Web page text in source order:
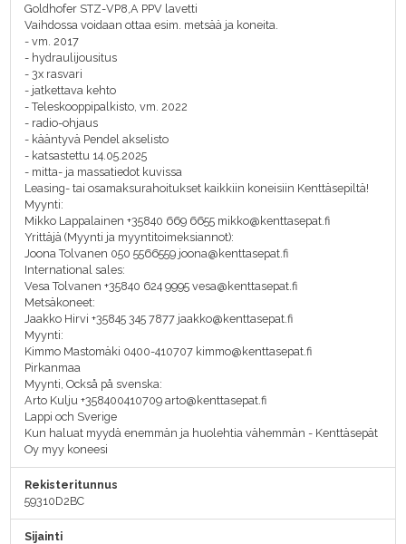
Goldhofer STZ-VP8,A PPV lavetti
Vaihdossa voidaan ottaa esim. metsää ja koneita.
- vm. 2017
- hydraulijousitus
- 3x rasvari
- jatkettava kehto
- Teleskooppipalkisto, vm. 2022
- radio-ohjaus
- kääntyvä Pendel akselisto
- katsastettu 14.05.2025
- mitta- ja massatiedot kuvissa
Leasing- tai osamaksurahoitukset kaikkiin koneisiin Kenttäsepiltä!
Myynti:
Mikko Lappalainen +35840 669 6655 mikko@kenttasepat.fi
Yrittäjä (Myynti ja myyntitoimeksiannot):
Joona Tolvanen 050 5566559 joona@kenttasepat.fi
International sales:
Vesa Tolvanen +35840 624 9995 vesa@kenttasepat.fi
Metsäkoneet:
Jaakko Hirvi +35845 345 7877 jaakko@kenttasepat.fi
Myynti:
Kimmo Mastomäki 0400-410707 kimmo@kenttasepat.fi
Pirkanmaa
Myynti, Också på svenska:
Arto Kulju +358400410709 arto@kenttasepat.fi
Lappi och Sverige
Kun haluat myydä enemmän ja huolehtia vähemmän - Kenttäsepät
Oy myy koneesi
Rekisteritunnus
59310D2BC
Sijainti